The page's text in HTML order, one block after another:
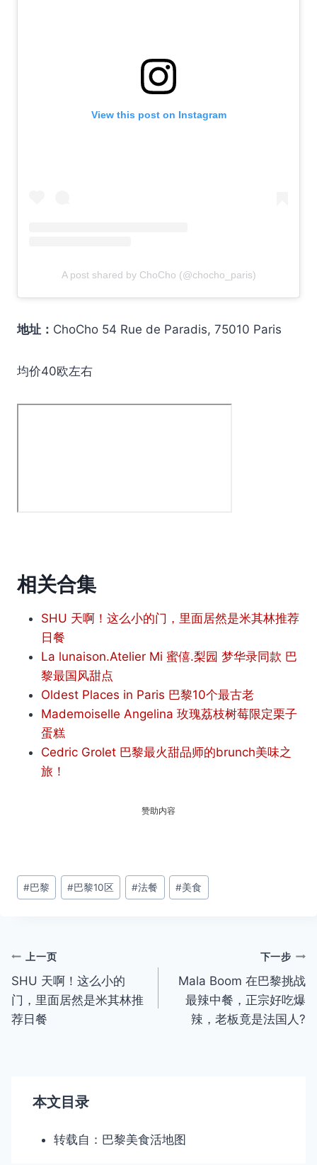
View this post on Instagram
A post shared by ChoCho (@chocho_paris)
地址： ChoCho 54 Rue de Paradis, 75010 Paris
均价40欧左右
相关合集
SHU 天啊！这么小的门，里面居然是米其林推荐
日餐
La lunaison.Atelier Mi 蜜僖.梨园 梦华录同款 巴
黎最国风甜点
Oldest Places in Paris 巴黎10个最古老
Mademoiselle Angelina 玫瑰荔枝树莓限定栗子
蛋糕
Cedric Grolet 巴黎最火甜品师的brunch美味之
旅！
赞助内容
文
章
#巴黎 #巴黎10区 #法餐 #美食
文
章
导
上一页
SHU 天啊！这么小的
门，里面居然是米其林推
荐日餐
下一步
Mala Boom 在巴黎挑战
最辣中餐，正宗好吃爆
辣，老板竟是法国人?
本文目录
转载自：巴黎美食活地图